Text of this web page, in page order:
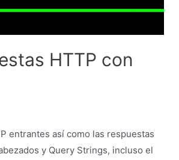
HTTP con
entrantes así como las respuestas
y Query Strings, incluso el